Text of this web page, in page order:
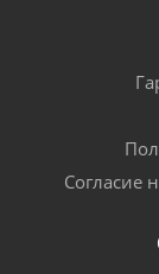
Согласие